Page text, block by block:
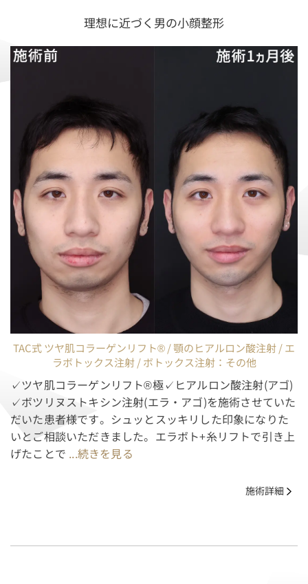
理想に近づく男の小顔整形
TAC式 ツヤ肌コラーゲンリフト® / 顎のヒアルロン酸注射 / エ
ラボトックス注射 / ボトックス注射：その他
✓ツヤ肌コラーゲンリフト®極✓ヒアルロン酸注射(アゴ)
✓ボツリヌストキシン注射(エラ・アゴ)を施術させていた
だいた患者様です。シュッとスッキリした印象になりた
いとご相談いただきました。エラボト+糸リフトで引き上
げたことで ...続きを見る
施術詳細